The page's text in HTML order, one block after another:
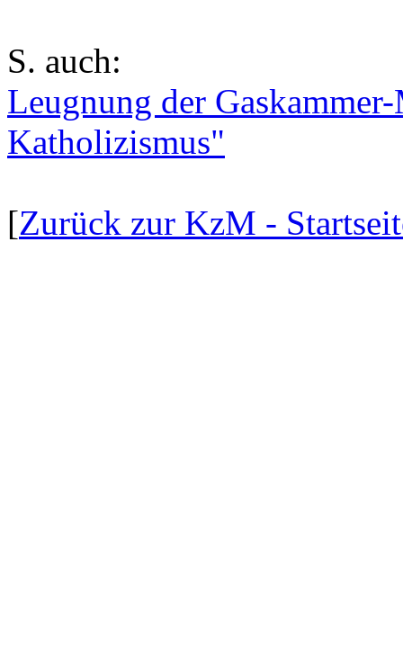
S. auch:
Leugnung der
Katholizismus"
[Zurück zur KzM -